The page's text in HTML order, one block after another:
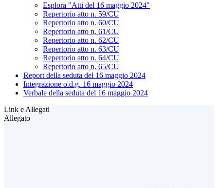
Esplora "Atti del 16 maggio 2024"
Repertorio atto n. 59/CU
Repertorio atto n. 60/CU
Repertorio atto n. 61/CU
Repertorio atto n. 62/CU
Repertorio atto n. 63/CU
Repertorio atto n. 64/CU
Repertorio atto n. 65/CU
Report della seduta del 16 maggio 2024
Integrazione o.d.g. 16 maggio 2024
Verbale della seduta del 16 maggio 2024
Link e Allegati
Allegato